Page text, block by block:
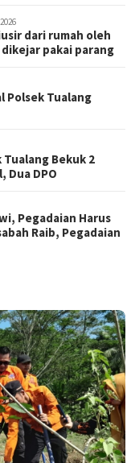
dari rumah oleh
pakai parang
Polsek Tualang
Tualang Bekuk 2
Dua DPO
Pegadaian Harus
Raib, Pegadaian